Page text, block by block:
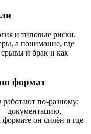
и типовые риски.
а понимание, где
и брак и как
формат
по-разному:
документацию,
он силён и где